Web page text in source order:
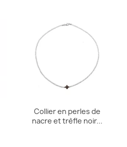
Collier en perles de
nacre et trèfle noir...